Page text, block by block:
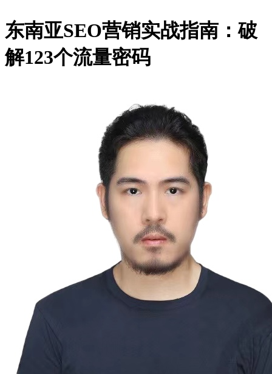
东南亚SEO营销实战指南：破
解123个流量密码